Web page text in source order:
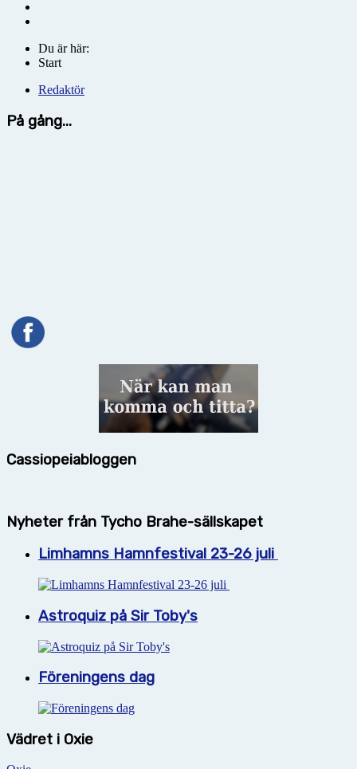
Du är här:
Start
Redaktör
På gång...
Cassiopeiabloggen
Nyheter från Tycho Brahe-sällskapet
Limhamns Hamnfestival 23-26 juli
Astroquiz på Sir Toby's
Föreningens dag
Vädret i Oxie